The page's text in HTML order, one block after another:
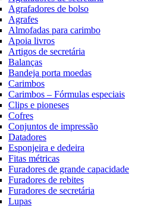
Agrafadores de bolso
Agrafes
Almofadas para carimbo
Apoia livros
Artigos de secretária
Balanças
Bandeja porta moedas
Carimbos
Carimbos – Fórmulas especiais
Clips e pioneses
Cofres
Conjuntos de impressão
Datadores
Esponjeira e dedeira
Fitas métricas
Furadores de grande capacidade
Furadores de rebites
Furadores de secretária
Lupas